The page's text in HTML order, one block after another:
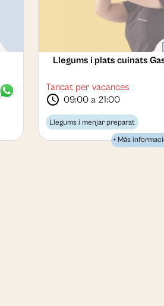
Llegums i plats cuinats
Tancat per vacances
schedule 09:00 a 21:00
Llegums i menjar preparat
+ Más